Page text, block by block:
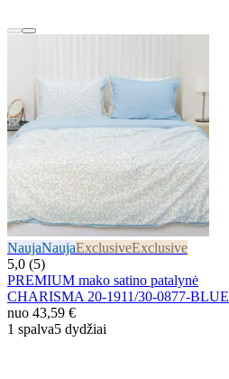
NaujaNaujaExclusiveExclusive
5,0 (5)
PREMIUM mako satino patalynė
CHARISMA 20-1911/30-0877-BLUE
nuo 43,59 €
1 spalva5 dydžiai